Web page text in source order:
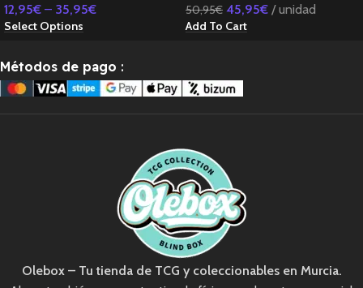
Sobres de Cartas
Diferentes-COREANO
12,95€ – 35,95€
Select Options
Cotton Doll
50,95€ 45,95€ unidad
Add To Cart
Métodos de pago :
Olebox – Tu tienda de TCG y coleccionables en Murcia.